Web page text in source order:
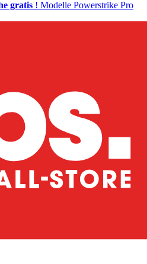
gratis ! Modelle Powerstrike Pro